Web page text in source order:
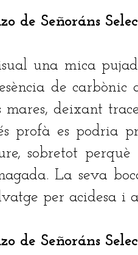
de Señoráns
una mica
de
mares, deixant
profà es podria
sobretot
La seva
per acidesa i
de Señoráns